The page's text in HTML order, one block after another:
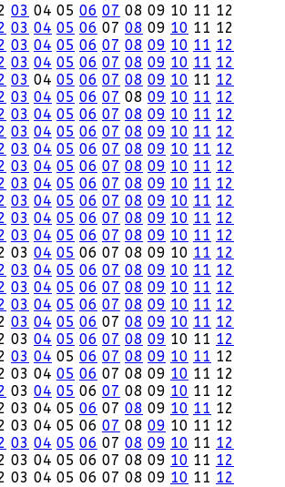
03 04 05 06 07 08 09 10 11 12
03 04 05 06 07 08 09 10 11 12
03 04 05 06 07 08 09 10 11 12
03 04 05 06 07 08 09 10 11 12
03 04 05 06 07 08 09 10 11 12
03 04 05 06 07 08 09 10 11 12
03 04 05 06 07 08 09 10 11 12
03 04 05 06 07 08 09 10 11 12
03 04 05 06 07 08 09 10 11 12
03 04 05 06 07 08 09 10 11 12
03 04 05 06 07 08 09 10 11 12
03 04 05 06 07 08 09 10 11 12
03 04 05 06 07 08 09 10 11 12
03 04 05 06 07 08 09 10 11 12
03 04 05 06 07 08 09 10 11 12
03 04 05 06 07 08 09 10 11 12
03 04 05 06 07 08 09 10 11 12
03 04 05 06 07 08 09 10 11 12
03 04 05 06 07 08 09 10 11 12
03 04 05 06 07 08 09 10 11 12
03 04 05 06 07 08 09 10 11 12
03 04 05 06 07 08 09 10 11 12
03 04 05 06 07 08 09 10 11 12
03 04 05 06 07 08 09 10 11 12
03 04 05 06 07 08 09 10 11 12
03 04 05 06 07 08 09 10 11 12
03 04 05 06 07 08 09 10 11 12
03 04 05 06 07 08 09 10 11 12